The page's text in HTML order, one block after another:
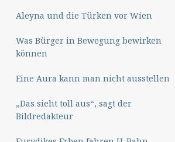
Aleyna und die Türken vor Wien
Was Bürger in Bewegung bewirken
können
Eine Aura kann man nicht ausstellen
„Das sieht toll aus“, sagt der
Bildredakteur